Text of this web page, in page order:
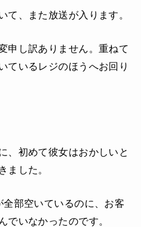
て、また放送が入ります。
申し訳ありません。重ねて
ているレジのほうへお回り
、初めて彼女はおかしいと
ました。
部空いているのに、お客
でいなかったのです。